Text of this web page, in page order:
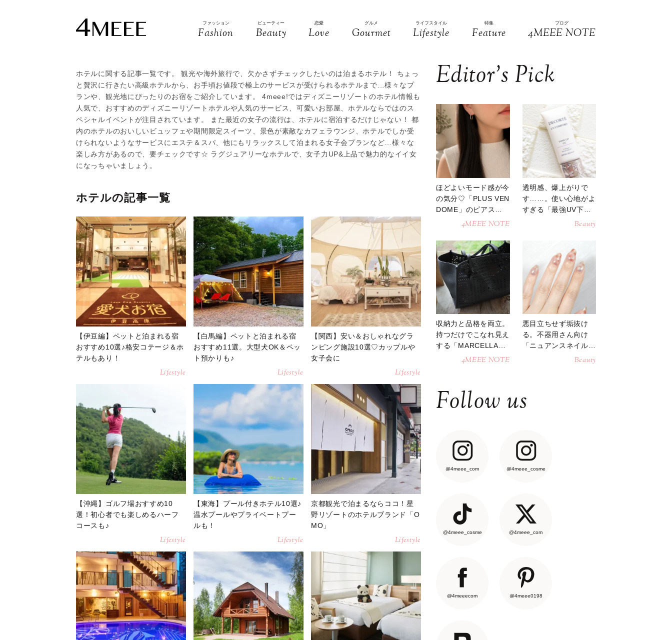
ファッション
Fashion
ビューティー
Beauty
恋愛
Love
グルメ
Gourmet
ライフスタイル
Lifestyle
特集
Feature
ブログ
4MEEE NOTE
ホテルに関する記事一覧です。 観光や海外旅行で、欠かさずチェックしたいのは泊まるホテル！ ちょっ
と贅沢に行きたい高級ホテルから、お手頃お値段で極上のサービスが受けられるホテルまで…様々なプ
ランや、観光地にぴったりのお宿をご紹介しています。 4meee!ではディズニーリゾートのホテル情報も
人気で、おすすめのディズニーリゾートホテルや人気のサービス、可愛いお部屋、ホテルならではのス
ペシャルイベントが注目されています。 また最近の女子の流行は、ホテルに宿泊するだけじゃない！ 都
内のホテルのおいしいビュッフェや期間限定スイーツ、景色が素敵なカフェラウンジ、ホテルでしか受
けられないようなサービスにエステ＆スパ、他にもリラックスして泊まれる女子会プランなど…様々な
楽しみ方があるので、要チェックです☆ ラグジュアリーなホテルで、女子力UP&上品で魅力的なイイ女
になっちゃいましょう。
ホテルの記事一覧
【伊豆編】ペットと泊まれる宿
おすすめ10選♪格安コテージ＆ホ
テルもあり！
Lifestyle
【白馬編】ペットと泊まれる宿
おすすめ11選。大型犬OK＆ペッ
ト預かりも♪
Lifestyle
【関西】安い＆おしゃれなグラ
ンピング施設10選♡カップルや
女子会に
Lifestyle
【沖縄】ゴルフ場おすすめ10
選！初心者でも楽しめるハーフ
コースも♪
Lifestyle
【東海】プール付きホテル10選♪
温水プールやプライベートプー
ルも！
Lifestyle
京都観光で泊まるならココ！星
野リゾートのホテルブランド「O
MO」
Lifestyle
Editor’s Pick
ほどよいモード感が今
の気分♡「PLUS VEN
DOME」のピアスが
4MEEE NOTE
透明感、爆上がりで
す……。使い心地がよ
すぎる「最強UV下
Beauty
収納力と品格を両立。
持つだけでこなれ見え
する「MARCELLAト
ートバッグ」4MEEE NOTE
悪目立ちせず垢抜け
る。不器用さん向け
「ニュアンスネイル」
Beauty
Follow us
@4meee_com @4meee_cosme
@4meee_cosme @4meee_com
@4meeecom @4meee0198